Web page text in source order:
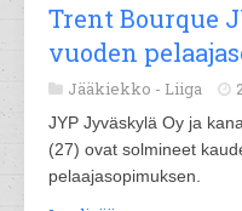
Trent Bourque
vuoden
Jääkiekko - Liiga
JYP Jyväskylä Oy ja
(27) ovat solmineet
pelaajasopimuksen.